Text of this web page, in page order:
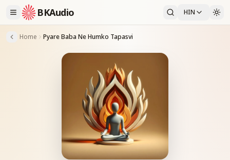
BKAudio HIN
Home Pyare Baba Ne Humko Tapasvi